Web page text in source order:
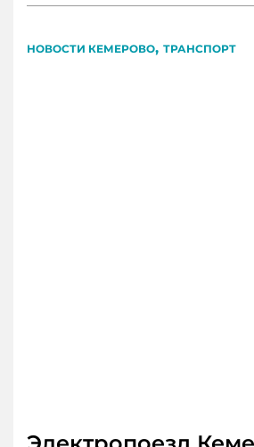
НОВОСТИ КЕМЕРОВО, ТРАНСПОРТ